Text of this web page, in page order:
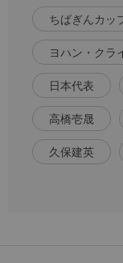
ちばぎんカッ
ヨハン・クラ
日本代表
高橋壱晟
久保建英